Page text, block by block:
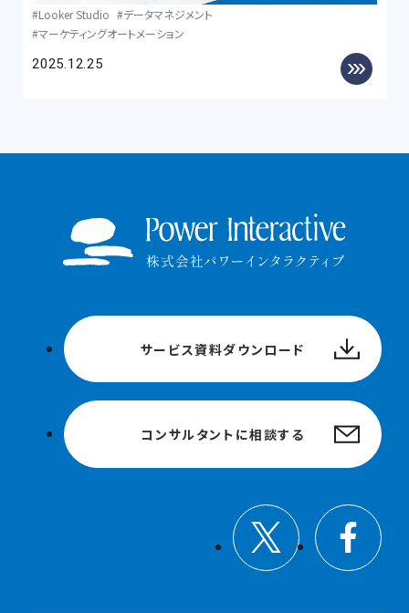
Looker Studio
データマネジメント
マーケティングオートメーション
2025.12.25
サービス資料ダウンロード
コンサルタントに相談する